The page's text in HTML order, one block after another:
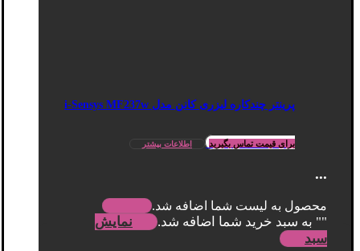
پرینتر چندکاره لیزری کانن مدل i-Sensys MF237w
برای قیمت تماس بگیرید اطلاعات بیشتر
...
محصول به لیست شما اضافه شد.
"" به سبد خرید شما اضافه شد.
نمایش
سبد